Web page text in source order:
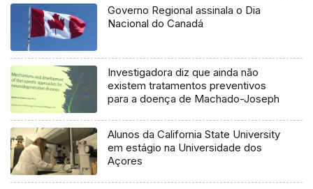
Governo Regional assinala o Dia
Nacional do Canadá
Investigadora diz que ainda não
existem tratamentos preventivos
para a doença de Machado-Joseph
Alunos da California State University
em estágio na Universidade dos
Açores